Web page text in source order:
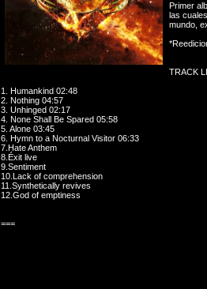
Primer
las
mundo,
TRACK
1. Humankind 02:48
2. Nothing 04:57
3. Unhinged 02:17
4. None Shall Be Spared 05:58
5. Alone 03:45
6. Hymn to a Nocturnal Visitor 06:33
7.Hate Anthem
8.Éxit live
9.Sentiment
10.Lack of comprehension
11.Synthetically revives
12.God of emptiness
===